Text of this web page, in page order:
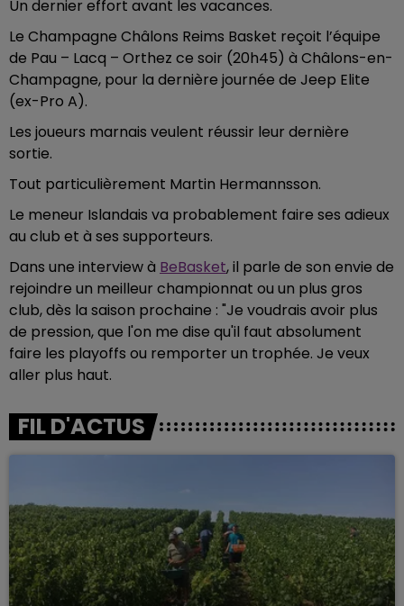
Un dernier effort avant les vacances.
Le Champagne Châlons Reims Basket reçoit l’équipe
de Pau – Lacq – Orthez ce soir (20h45) à Châlons-en-
Champagne, pour la dernière journée de Jeep Elite
(ex-Pro A).
Les joueurs marnais veulent réussir leur dernière
sortie.
Tout particulièrement Martin Hermannsson.
Le meneur Islandais va probablement faire ses adieux
au club et à ses supporteurs.
Dans une interview à BeBasket, il parle de son envie de
rejoindre un meilleur championnat ou un plus gros
club, dès la saison prochaine : "Je voudrais avoir plus
de pression, que l'on me dise qu'il faut absolument
faire les playoffs ou remporter un trophée. Je veux
aller plus haut.
FIL D'ACTUS